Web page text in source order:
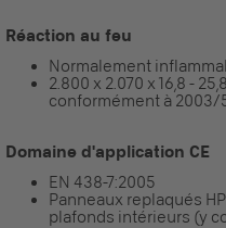
Réaction au feu
Normalement
2.800 x 2.070 x 16,8 -
conformément à 2003/
Domaine d'application CE
EN 438-7:2005
Panneaux replaqués
plafonds intérieurs (y